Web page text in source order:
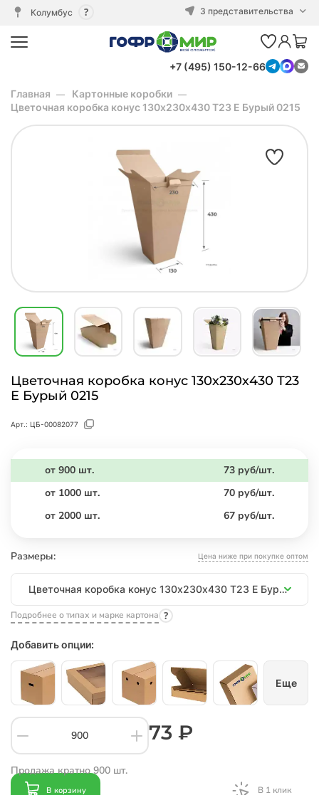
Колумбус 3 представительства
+7 (495) 150-12-66
Главная
Картонные коробки
Цветочная коробка конус 130х230х430 Т23 E Бурый 0215
Цветочная коробка конус 130х230х430 Т23
E Бурый 0215
Арт.: ЦБ-00082077
от 900 шт.
73 руб/шт.
от 1000 шт.
70 руб/шт.
от 2000 шт.
67 руб/шт.
Размеры: Цена ниже при покупке оптом
Размеры
Цветочная коробка конус 130х230х430 Т23 E Бурый 0215
Подробнее о типах и марке картона
Добавить опции:
Еще
Продажа кратно 900 шт.
73 ₽
В корзину В 1 клик